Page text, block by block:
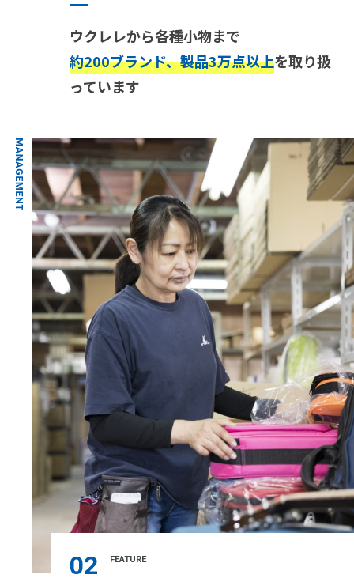
ウクレレから各種小物まで
約200ブランド、製品3万点以上を取り扱
っています
02 FEATURE